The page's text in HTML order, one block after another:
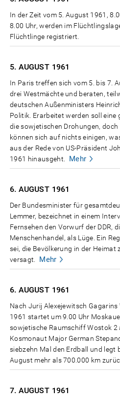
In der Zeit vom 5. August 1961,
8.00 Uhr, werden im
Flüchtlinge registriert.
5. AUGUST 1961
In Paris treffen sich vom 5. bis 7.
drei Westmächte und beraten,
deutschen Außenministers
Politik. Erarbeitet werden soll eine
die sowjetischen Drohungen,
können sich auf nichts einigen,
aus der Rede von US-Präsident
1961 hinausgeht.
Mehr
6. AUGUST 1961
Der Bundesminister für
Lemmer, bezeichnet in einem
Fernsehen den Vorwurf der DDR,
Menschenhandel, als Lüge. Ein
sei, die Bevölkerung in der Heimat
versagt.
Mehr
6. AUGUST 1961
Nach Jurij Alexejewitsch
1961 startet um 9.00 Uhr
sowjetische Raumschiff Wostok 2
Kosmonaut Major German
siebzehn Mal den Erdball und legt
August mehr als 700.000 km
7. AUGUST 1961